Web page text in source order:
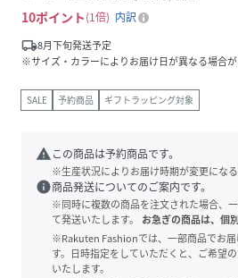
10ポイント 1倍
内訳
local_shipping8月下旬発送予定
※サイズ・カラーによりお届け日が異なる場合が
SALE 予約商品 ギフトラッピング対象
warning この商品は予約商品です。
※生産状況によりお届け時期が変更になる
info商品発送についてのご案内です。
※同時に複数の商品を注文された場合、
て発送いたします。
お急ぎの商品は、個
※Rakuten Fashionでは、一部商品でお
す。日時指定をしていただくと、ご希望
いたします。